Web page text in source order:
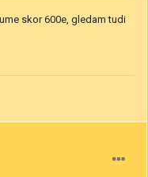
skor 600e, gledam tudi